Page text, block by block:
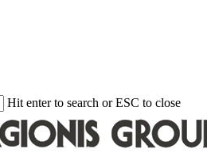
Hit enter to search or ESC to close